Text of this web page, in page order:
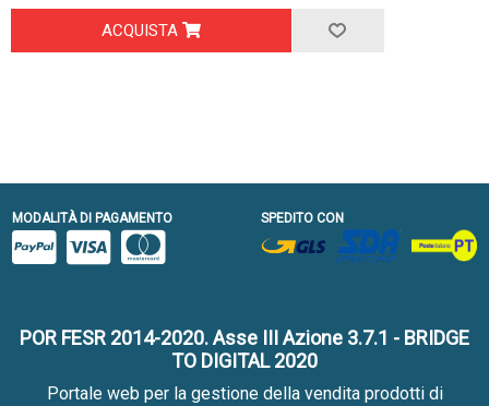
ACQUISTA
MODALITÀ DI PAGAMENTO SPEDITO CON
POR FESR 2014-2020. Asse III Azione 3.7.1 - BRIDGE
TO DIGITAL 2020
Portale web per la gestione della vendita prodotti di